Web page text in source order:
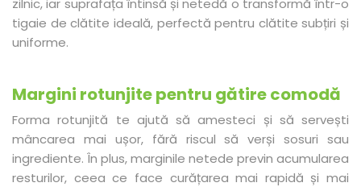
zilnic, iar suprafața întinsă și netedă o transformă într-o
tigaie de clătite ideală, perfectă pentru clătite subțiri și
uniforme.
Margini rotunjite pentru gătire comodă
Forma rotunjită te ajută să amesteci și să servești
mâncarea mai ușor, fără riscul să verși sosuri sau
ingrediente. În plus, marginile netede previn acumularea
resturilor, ceea ce face curățarea mai rapidă și mai